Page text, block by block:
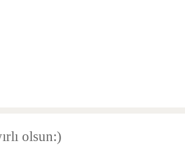
olsun:)